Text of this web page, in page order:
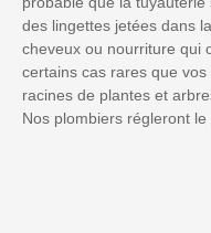
des lingettes jetées dans
cheveux ou nourriture qui
certains cas rares que
racines de plantes et
Nos plombiers régleront